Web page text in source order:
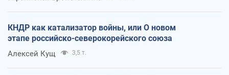
КНДР как катализатор войны, или О новом
этапе российско-северокорейского союза
Алексей Кущ 3,5 т.